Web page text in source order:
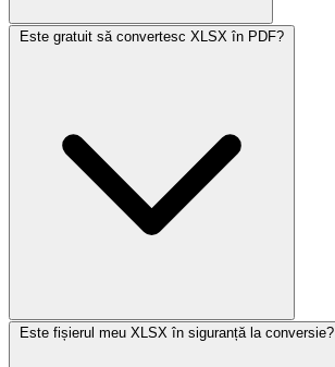
Este gratuit să convertesc XLSX în PDF?
Este fișierul meu XLSX în siguranță la conversie?